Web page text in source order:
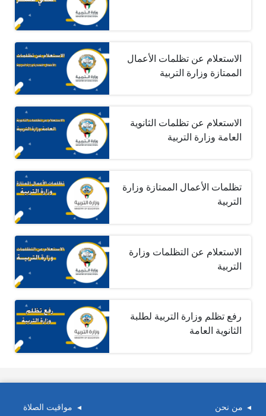
الاستعلام عن تظلمات الأعمال
الممتازة وزارة التربية
الاستعلام عن تظلمات الثانوية
العامة وزارة التربية
تظلمات الأعمال الممتازة وزارة
التربية
الاستعلام عن التظلمات وزارة
التربية
رفع تظلم وزارة التربية لطلبة
الثانوية العامة
من نحن مواقيت الصلاة